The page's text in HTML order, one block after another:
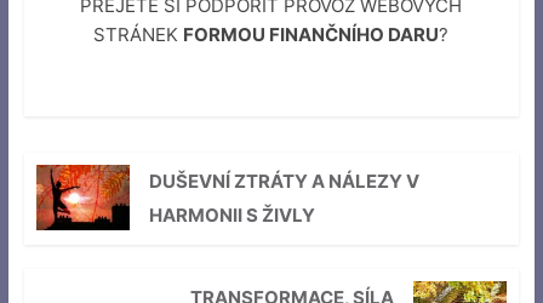
PŘEJETE SI PODPOŘIT PROVOZ WEBOVÝCH
STRÁNEK FORMOU FINANČNÍHO DARU?
DUŠEVNÍ ZTRÁTY A NÁLEZY V
HARMONII S ŽIVLY
TRANSFORMACE, SÍLA